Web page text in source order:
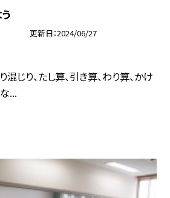
更新日 2024/06/27
じり、たし算、引き算、わり算、かけ
...